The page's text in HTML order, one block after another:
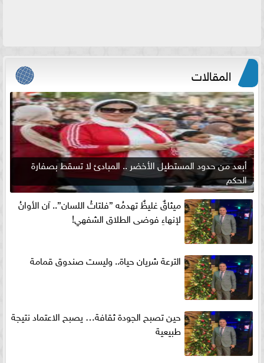
المقالات
أبعد من حدود المستطيل الأخضر .. المبادئ لا تسقط بصفارة
الحكم
ميثاقٌ غليظٌ تهدمُه ”فلتاتُ اللسان”.. آن الأوانُ
لإنهاءِ فوضى الطلاق الشفهي!
الترعة شريان حياة.. وليست صندوق قمامة
حين تصبح الجودة ثقافة… يصبح الاعتماد نتيجة
طبيعية